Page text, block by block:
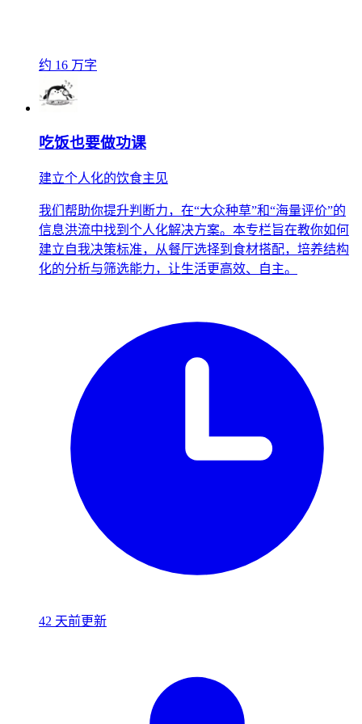
约 16 万字
吃饭也要做功课
建立个人化的饮食主见
我们帮助你提升判断力，在“大众种草”和“海量评价”的
信息洪流中找到个人化解决方案。本专栏旨在教你如何
建立自我决策标准，从餐厅选择到食材搭配，培养结构
化的分析与筛选能力，让生活更高效、自主。
42 天前更新